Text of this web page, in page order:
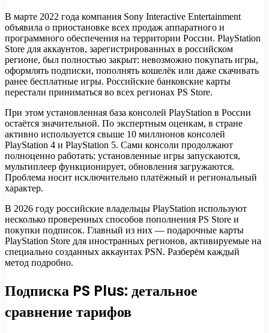
В марте 2022 года компания Sony Interactive Entertainment
объявила о приостановке всех продаж аппаратного и
программного обеспечения на территории России. PlayStation
Store для аккаунтов, зарегистрированных в российском
регионе, был полностью закрыт: невозможно покупать игры,
оформлять подписки, пополнять кошелёк или даже скачивать
ранее бесплатные игры. Российские банковские карты
перестали приниматься во всех регионах PS Store.
При этом установленная база консолей PlayStation в России
остаётся значительной. По экспертным оценкам, в стране
активно используется свыше 10 миллионов консолей
PlayStation 4 и PlayStation 5. Сами консоли продолжают
полноценно работать: установленные игры запускаются,
мультиплеер функционирует, обновления загружаются.
Проблема носит исключительно платёжный и региональный
характер.
В 2026 году российские владельцы PlayStation используют
несколько проверенных способов пополнения PS Store и
покупки подписок. Главный из них — подарочные карты
PlayStation Store для иностранных регионов, активируемые на
специально созданных аккаунтах PSN. Разберём каждый
метод подробно.
Подписка PS Plus: детальное
сравнение тарифов